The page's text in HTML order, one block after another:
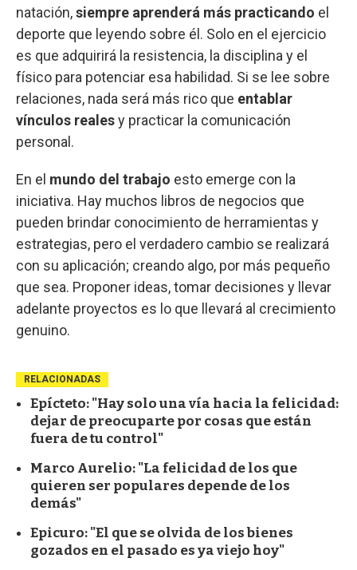
natación,siempre aprenderá más practicando el
deporte que leyendo sobre él. Solo en el ejercicio
es que adquirirá la resistencia, la disciplina y el
físico para potenciar esa habilidad. Si se lee sobre
relaciones, nada será más rico que entablar
vínculos realesy practicar la comunicación
personal.
En el mundo del trabajo esto emerge con la
iniciativa. Hay muchos libros de negocios que
pueden brindar conocimiento de herramientas y
estrategias, pero el verdadero cambio se realizará
con su aplicación; creando algo, por más pequeño
que sea. Proponer ideas, tomar decisiones y llevar
adelante proyectos es lo que llevará al crecimiento
genuino.
RELACIONADAS
Epícteto: "Hay solo una vía hacia la felicidad:
dejar de preocuparte por cosas que están
fuera de tu control"
Marco Aurelio: "La felicidad de los que
quieren ser populares depende de los
demás"
Epicuro: "El que se olvida de los bienes
gozados en el pasado es ya viejo hoy"